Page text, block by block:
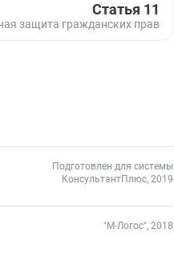
Статья 11
защита гражданских прав
Подготовлен для системы
КонсультантПлюс, 2019
"М-Логос", 2018